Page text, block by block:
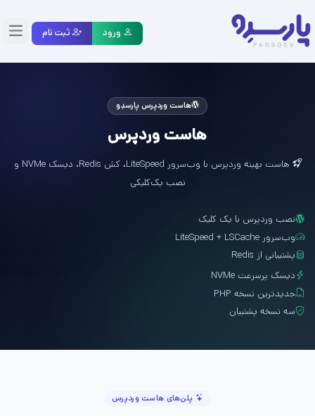
ورود ثبت نام منو
هاست وردپرس پارسدِو
هاست وردپرس
هاست بهینه وردپرس با وب‌سرور LiteSpeed، کش Redis، دیسک NVMe و
نصب یک‌کلیکی
نصب وردپرس با یک کلیک
وب‌سرور LiteSpeed + LSCache
پشتیبانی از Redis
دیسک پرسرعت NVMe
جدیدترین نسخه PHP
سه نسخه پشتیبان
پلن‌های هاست وردپرس